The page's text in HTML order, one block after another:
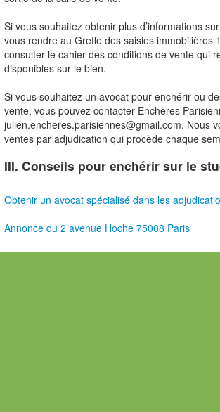
Si vous souhaitez obtenir plus d’informations
vous rendre au Greffe des saisies
consulter le cahier des conditions de vente qui
disponibles sur le bien.
Si vous souhaitez un avocat pour enchérir ou
vente, vous pouvez contacter Enchères
julien.encheres.parisiennes@gmail.com. Nous
ventes par adjudication qui procède chaque
III. Conseils pour enchérir sur le
Obtenir un avocat spécialisé dans les
Annonce du 2 avenue Hoche 75008 Paris